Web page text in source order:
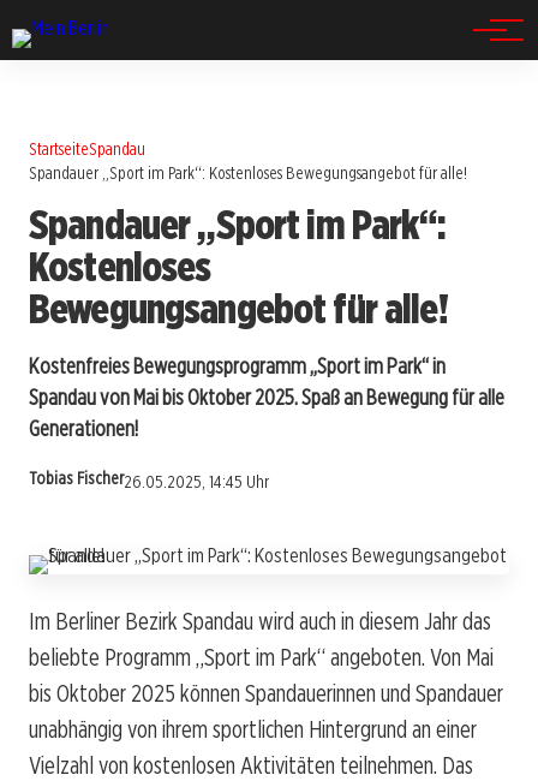
StartseiteSpandau
Spandauer „Sport im Park“: Kostenloses Bewegungsangebot für alle!
Spandauer „Sport im Park“:
Kostenloses
Bewegungsangebot für alle!
Kostenfreies Bewegungsprogramm „Sport im Park“ in
Spandau von Mai bis Oktober 2025. Spaß an Bewegung für alle
Generationen!
Tobias Fischer26.05.2025, 14:45 Uhr
Im Berliner Bezirk Spandau wird auch in diesem Jahr das
beliebte Programm „Sport im Park“ angeboten. Von Mai
bis Oktober 2025 können Spandauerinnen und Spandauer
unabhängig von ihrem sportlichen Hintergrund an einer
Vielzahl von kostenlosen Aktivitäten teilnehmen. Das